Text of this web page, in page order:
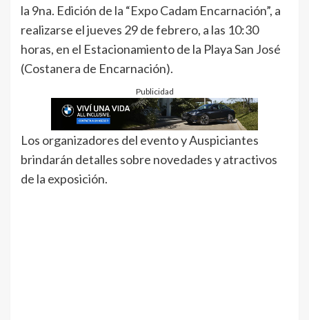
la 9na. Edición de la “Expo Cadam Encarnación”, a
realizarse el jueves 29 de febrero, a las 10:30
horas, en el Estacionamiento de la Playa San José
(Costanera de Encarnación).
Publicidad
Los organizadores del evento y Auspiciantes
brindarán detalles sobre novedades y atractivos
de la exposición.